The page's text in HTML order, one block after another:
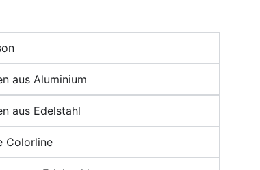
aus Aluminium
aus Edelstahl
Colorline